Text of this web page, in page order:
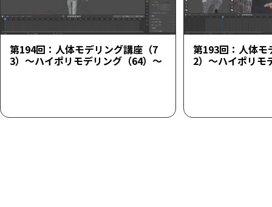
第194回：人体モデリング講座（7
3）～ハイポリモデリング（64）～
第193回：人体モ
2）～ハイポリモ